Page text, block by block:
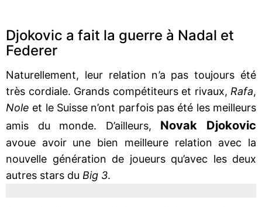
Djokovic a fait la guerre à Nadal et
Federer
Naturellement, leur relation n’a pas toujours été
très cordiale. Grands compétiteurs et rivaux, Rafa,
Nole et le Suisse n’ont parfois pas été les meilleurs
amis du monde. D’ailleurs, Novak Djokovic
avoue avoir une bien meilleure relation avec la
nouvelle génération de joueurs qu’avec les deux
autres stars du Big 3.